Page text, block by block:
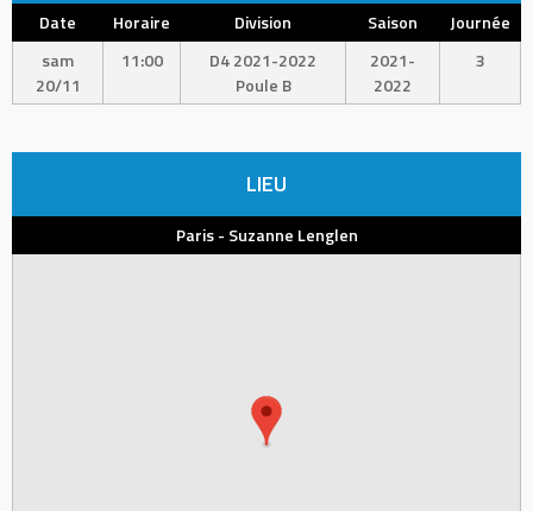
Date Horaire Division Saison
Journée
sam
20/11
11:00
D4 2021-2022
Poule B
2021-
2022
3
LIEU
Paris - Suzanne Lenglen